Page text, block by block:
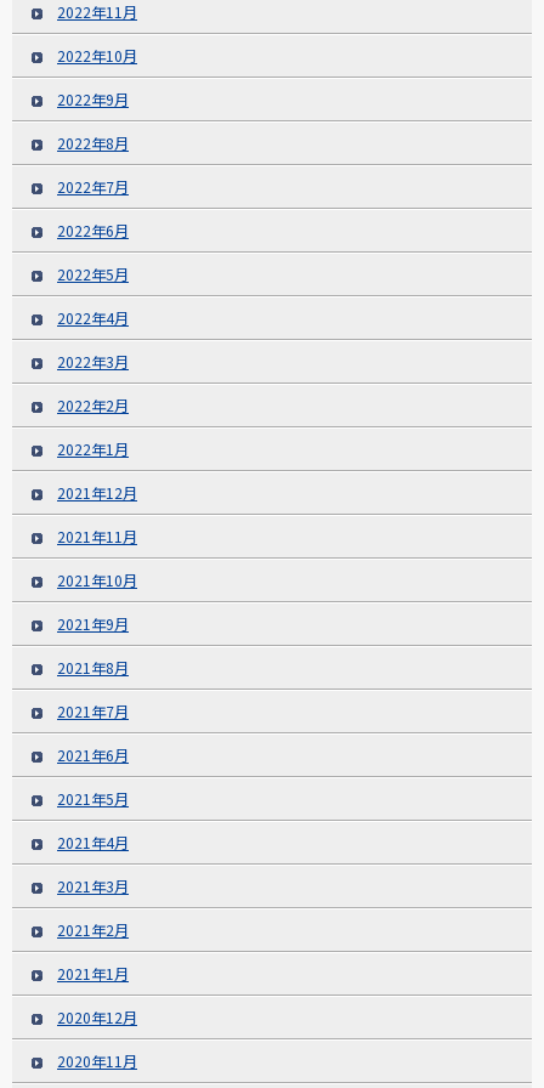
2022年11月
2022年10月
2022年9月
2022年8月
2022年7月
2022年6月
2022年5月
2022年4月
2022年3月
2022年2月
2022年1月
2021年12月
2021年11月
2021年10月
2021年9月
2021年8月
2021年7月
2021年6月
2021年5月
2021年4月
2021年3月
2021年2月
2021年1月
2020年12月
2020年11月